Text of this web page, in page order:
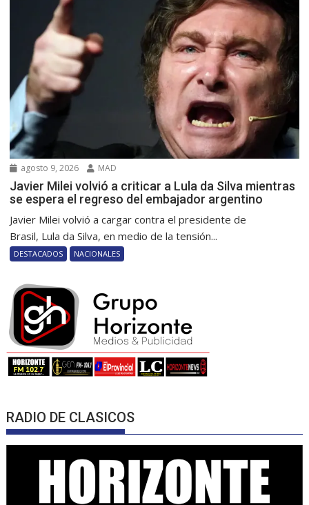
agosto 9, 2026 MAD
Javier Milei volvió a criticar a Lula da Silva mientras
se espera el regreso del embajador argentino
Javier Milei volvió a cargar contra el presidente de
Brasil, Lula da Silva, en medio de la tensión...
DESTACADOS NACIONALES
RADIO DE CLASICOS